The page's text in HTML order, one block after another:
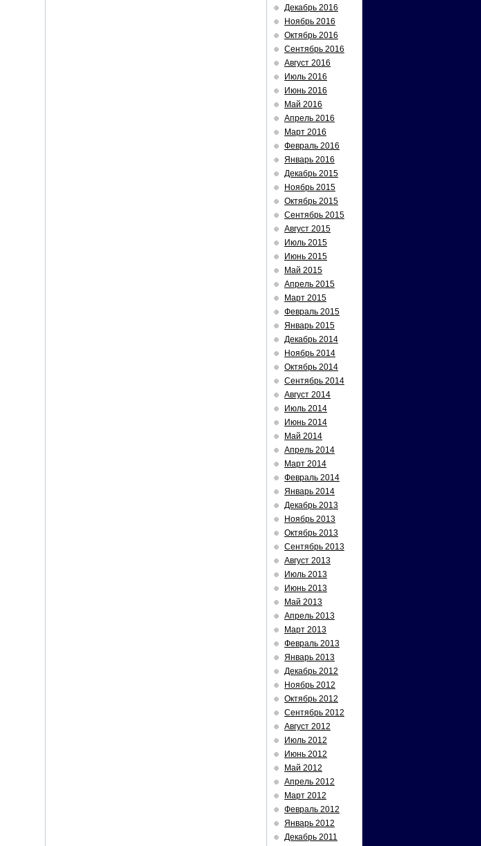
Декабрь 2016
Ноябрь 2016
Октябрь 2016
Сентябрь 2016
Август 2016
Июль 2016
Июнь 2016
Май 2016
Апрель 2016
Март 2016
Февраль 2016
Январь 2016
Декабрь 2015
Ноябрь 2015
Октябрь 2015
Сентябрь 2015
Август 2015
Июль 2015
Июнь 2015
Май 2015
Апрель 2015
Март 2015
Февраль 2015
Январь 2015
Декабрь 2014
Ноябрь 2014
Октябрь 2014
Сентябрь 2014
Август 2014
Июль 2014
Июнь 2014
Май 2014
Апрель 2014
Март 2014
Февраль 2014
Январь 2014
Декабрь 2013
Ноябрь 2013
Октябрь 2013
Сентябрь 2013
Август 2013
Июль 2013
Июнь 2013
Май 2013
Апрель 2013
Март 2013
Февраль 2013
Январь 2013
Декабрь 2012
Ноябрь 2012
Октябрь 2012
Сентябрь 2012
Август 2012
Июль 2012
Июнь 2012
Май 2012
Апрель 2012
Март 2012
Февраль 2012
Январь 2012
Декабрь 2011